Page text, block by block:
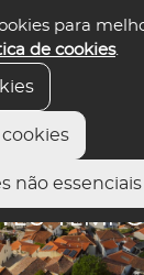
para
de cookies.
não essenciais